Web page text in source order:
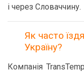
і через Словаччину.
Як часто
Україну?
Компанія